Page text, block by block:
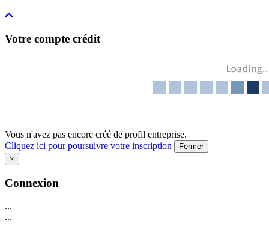
Votre compte crédit
Vous n'avez pas encore créé de profil entreprise.
Cliquez ici pour poursuivre votre inscription
Fermer
×
Connexion
...
...